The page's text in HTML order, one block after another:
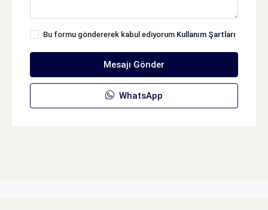
Bu formu göndererek kabul ediyorum Kullanım Şartları
Mesajı Gönder
WhatsApp